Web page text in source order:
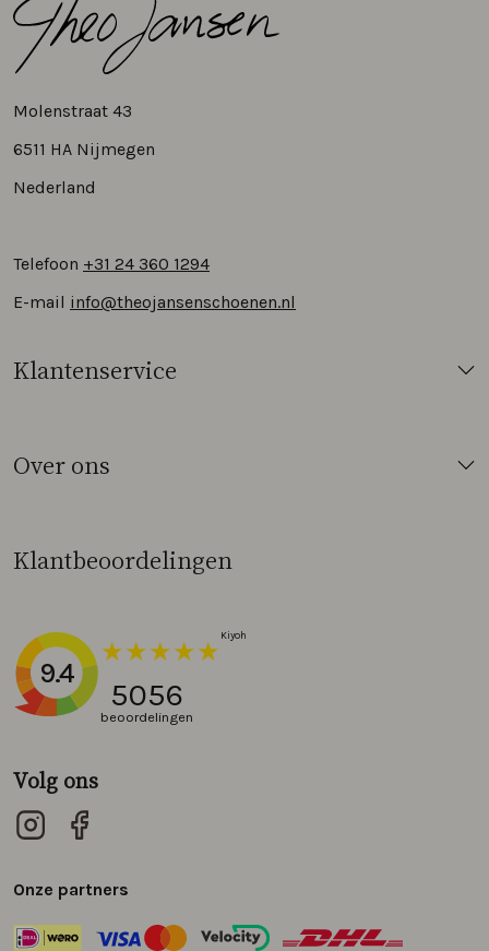
Molenstraat 43
6511 HA Nijmegen
Nederland
Telefoon +31 24 360 1294
E-mail info@theojansenschoenen.nl
Klantenservice
Over ons
Klantbeoordelingen
9.4
5056
beoordelingen
Volg ons
Onze partners